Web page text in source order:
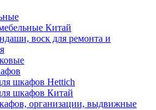
Китай
воск для ремонта и
шкафов Hettich
шкафов Китай
организации, выдвижные